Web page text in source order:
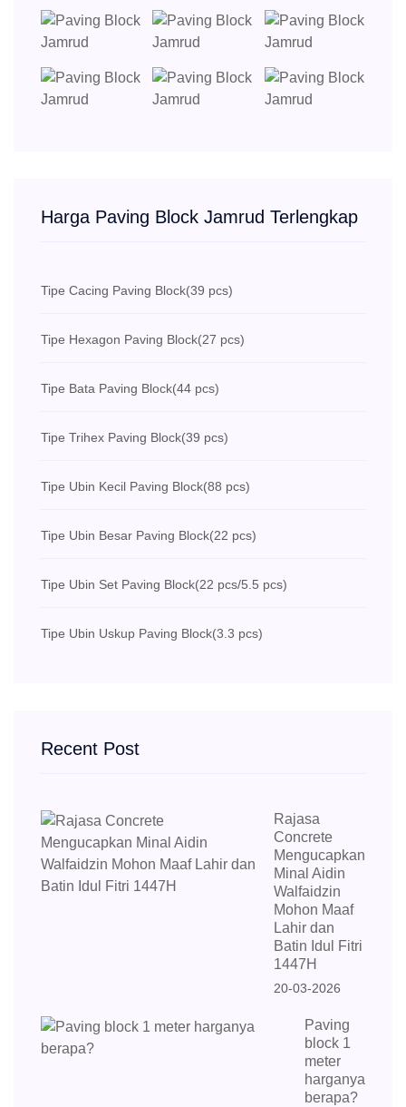
Harga Paving Block Jamrud Terlengkap
Tipe Cacing Paving Block(39 pcs)
Tipe Hexagon Paving Block(27 pcs)
Tipe Bata Paving Block(44 pcs)
Tipe Trihex Paving Block(39 pcs)
Tipe Ubin Kecil Paving Block(88 pcs)
Tipe Ubin Besar Paving Block(22 pcs)
Tipe Ubin Set Paving Block(22 pcs/5.5 pcs)
Tipe Ubin Uskup Paving Block(3.3 pcs)
Recent Post
Rajasa
Concrete
Mengucapkan
Minal Aidin
Walfaidzin
Mohon Maaf
Lahir dan
Batin Idul Fitri
1447H
20-03-2026
Paving
block 1
meter
harganya
berapa?